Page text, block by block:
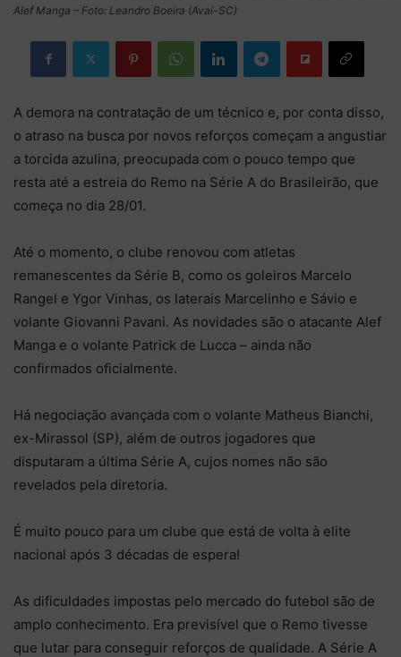
Alef Manga – Foto: Leandro Boeira (Avaí-SC)
A demora na contratação de um técnico e, por conta disso,
o atraso na busca por novos reforços começam a angustiar
a torcida azulina, preocupada com o pouco tempo que
resta até a estreia do Remo na Série A do Brasileirão, que
começa no dia 28/01.
Até o momento, o clube renovou com atletas
remanescentes da Série B, como os goleiros Marcelo
Rangel e Ygor Vinhas, os laterais Marcelinho e Sávio e
volante Giovanni Pavani. As novidades são o atacante Alef
Manga e o volante Patrick de Lucca – ainda não
confirmados oficialmente.
Há negociação avançada com o volante Matheus Bianchi,
ex-Mirassol (SP), além de outros jogadores que
disputaram a última Série A, cujos nomes não são
revelados pela diretoria.
É muito pouco para um clube que está de volta à elite
nacional após 3 décadas de espera!
As dificuldades impostas pelo mercado do futebol são de
amplo conhecimento. Era previsível que o Remo tivesse
que lutar para conseguir reforços de qualidade. A Série A